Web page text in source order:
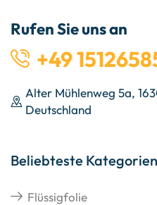
Rufen Sie uns an
+49
Alter Mühlenweg 5a,
Deutschland
Beliebteste Kategorien
Flüssigfolie